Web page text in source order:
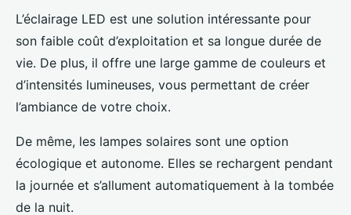
L’éclairage LED est une solution intéressante pour
son faible coût d’exploitation et sa longue durée de
vie. De plus, il offre une large gamme de couleurs et
d’intensités lumineuses, vous permettant de créer
l’ambiance de votre choix.
De même, les lampes solaires sont une option
écologique et autonome. Elles se rechargent pendant
la journée et s’allument automatiquement à la tombée
de la nuit.